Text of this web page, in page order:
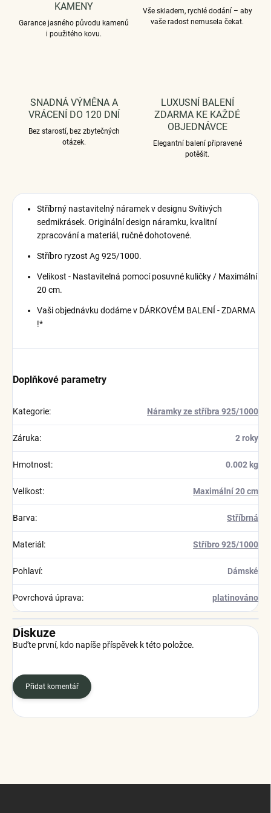
KAMENY
Garance jasného původu kamenů
i použitého kovu.
Vše skladem, rychlé dodání – aby
vaše radost nemusela čekat.
SNADNÁ VÝMĚNA A
VRÁCENÍ DO 120 DNÍ
Bez starostí, bez zbytečných
otázek.
LUXUSNÍ BALENÍ
ZDARMA KE KAŽDÉ
OBJEDNÁVCE
Elegantní balení připravené
potěšit.
Stříbrný nastavitelný náramek v designu Svítivých
sedmikrásek. Originální design náramku, kvalitní
zpracování a materiál, ručně dohotovené.
Stříbro ryzost Ag 925/1000.
Velikost - Nastavitelná pomocí posuvné kuličky / Maximální
20 cm.
Vaši objednávku dodáme v DÁRKOVÉM BALENÍ - ZDARMA
!*
Doplňkové parametry
Kategorie: Náramky ze stříbra 925/1000
Záruka: 2 roky
Hmotnost: 0.002 kg
Velikost: Maximální 20 cm
Barva: Stříbrná
Materiál : Stříbro 925/1000
Pohlaví: Dámské
Povrchová úprava: platinováno
Diskuze
Buďte první, kdo napíše příspěvek k této položce.
Přidat komentář